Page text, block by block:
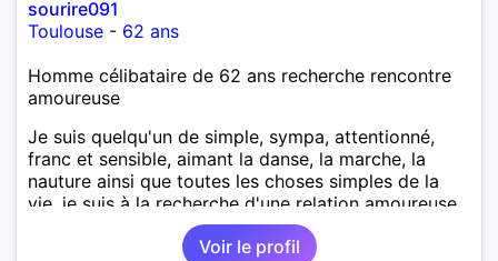
sourire091
Toulouse - 62 ans
Homme célibataire de 62 ans recherche rencontre
amoureuse
Je suis quelqu'un de simple, sympa, attentionné,
franc et sensible, aimant la danse, la marche, la
nauture ainsi que toutes les choses simples de la
vie, je suis à la recherche d'une relation amoureuse
sérieuse et durable basée sur la confiance et le
Voir le profil